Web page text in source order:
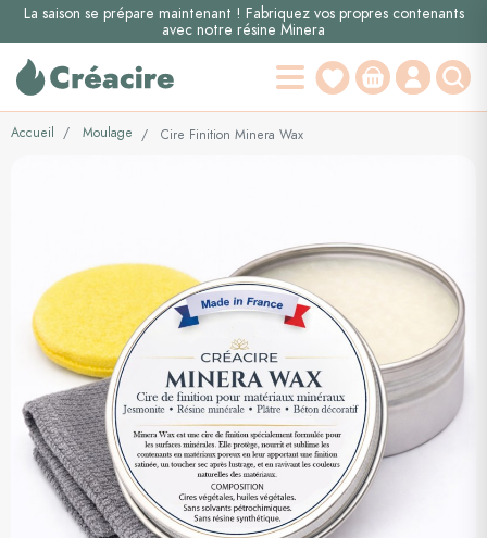
La saison se prépare maintenant ! Fabriquez vos propres contenants
avec notre résine Minera
Accueil Moulage Cire Finition Minera Wax